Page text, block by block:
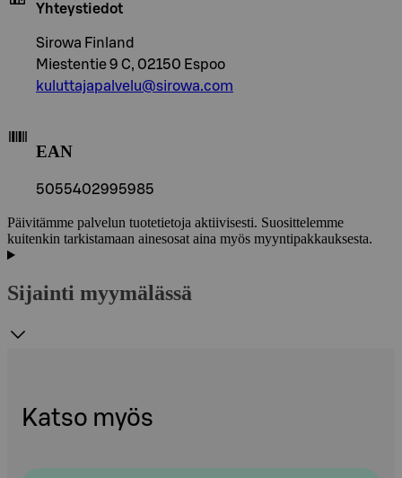
Yhteystiedot
Sirowa Finland
Miestentie 9 C, 02150 Espoo
kuluttajapalvelu@sirowa.com
EAN
5055402995985
Päivitämme palvelun tuotetietoja aktiivisesti. Suosittelemme
kuitenkin tarkistamaan ainesosat aina myös myyntipakkauksesta.
Sijainti myymälässä
Katso myös